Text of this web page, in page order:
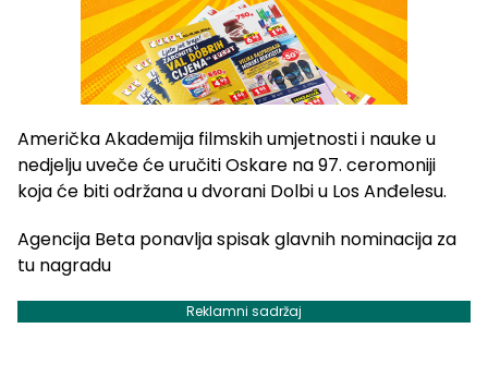
Američka Akademija filmskih umjetnosti i nauke u
nedjelju uveče će uručiti Oskare na 97. ceromoniji
koja će biti održana u dvorani Dolbi u Los Anđelesu.
Agencija Beta ponavlja spisak glavnih nominacija za
tu nagradu
Reklamni sadržaj